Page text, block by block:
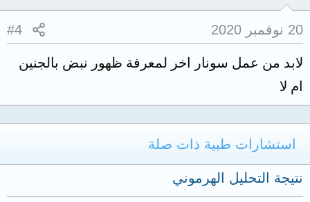
20 نوفمبر 2020 #4
لابد من عمل سونار اخر لمعرفة ظهور نبض بالجنين
ام لا
استشارات طبية ذات صلة
نتيجة التحليل الهرموني